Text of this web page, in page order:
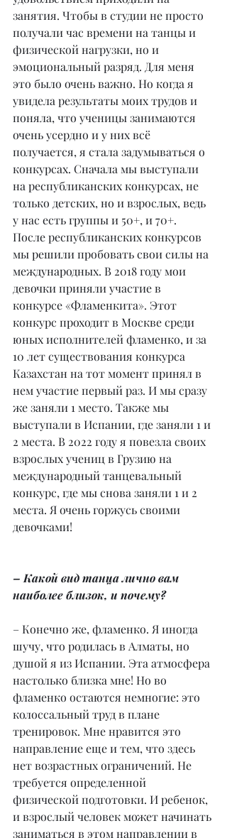
занятия. Чтобы в студии не просто
получали час времени на танцы и
физической нагрузки, но и
эмоциональный разряд. Для меня
это было очень важно. Но когда я
увидела результаты моих трудов и
поняла, что ученицы занимаются
очень усердно и у них всё
получается, я стала задумываться о
конкурсах. Сначала мы выступали
на республиканских конкурсах, не
только детских, но и взрослых, ведь
у нас есть группы и 50+, и 70+.
После республиканских конкурсов
мы решили пробовать свои силы на
международных. В 2018 году мои
девочки приняли участие в
конкурсе «Фламенкита». Этот
конкурс проходит в Москве среди
юных исполнителей фламенко, и за
10 лет существования конкурса
Казахстан на тот момент принял в
нем участие первый раз. И мы сразу
же заняли 1 место. Также мы
выступали в Испании, где заняли 1 и
2 места. В 2022 году я повезла своих
взрослых учениц в Грузию на
международный танцевальный
конкурс, где мы снова заняли 1 и 2
места. Я очень горжусь своими
девочками!
– Какой вид танца лично вам
наиболее близок, и почему?
– Конечно же, фламенко. Я иногда
шучу, что родилась в Алматы, но
душой я из Испании. Эта атмосфера
настолько близка мне! Но во
фламенко остаются немногие: это
колоссальный труд в плане
тренировок. Мне нравится это
направление еще и тем, что здесь
нет возрастных ограничений. Не
требуется определенной
физической подготовки. И ребенок,
и взрослый человек может начинать
заниматься в этом направлении в